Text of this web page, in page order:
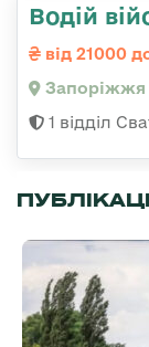
Водій
від 21000
Запоріжжя
1 відділ